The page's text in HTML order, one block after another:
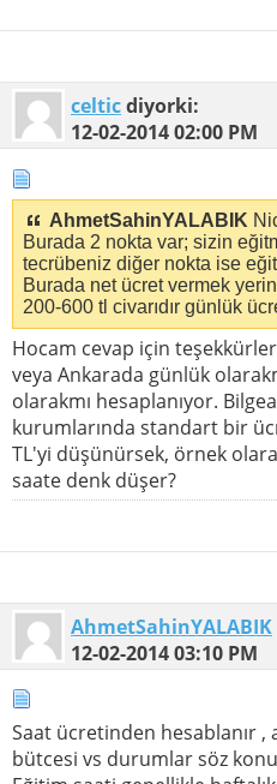
celticdiyorki:
12-02-201402:00 PM
AhmetSahinYALABIK
Burada 2 nokta var; sizin
tecrübeniz diğer nokta ise
Burada net ücret vermek
200-600 tl civarıdır günlük
Hocam cevap için
veya Ankarada günlük
olarakmı hesaplanıyor.
kurumlarında standart bir
TL'yi düşünürsek, örnek
saate denk düşer?
AhmetSahinYALABIK
12-02-201403:10 PM
Saat ücretinden hesablanır ,
bütcesi vs durumlar söz